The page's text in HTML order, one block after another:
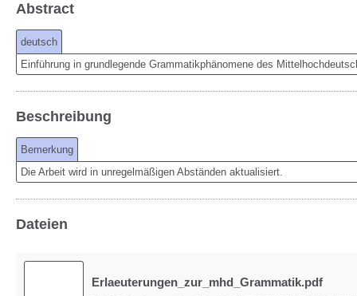
Abstract
deutsch
Einführung in grundlegende Grammatikphänomene des
Beschreibung
Bemerkung
Die Arbeit wird in unregelmäßigen Abständen aktualisiert.
Dateien
Erlaeuterungen_zur_mhd_Grammatik.pdf